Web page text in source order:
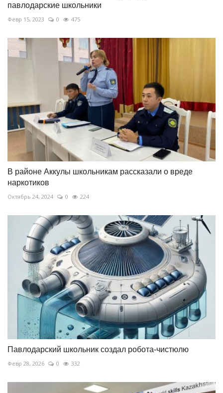
павлодарские школьники
Февр 15, 2023 0 475
В районе Аккулы школьникам рассказали о вреде
наркотиков
Октябрь 24, 2024 0 224
Павлодарский школьник создал робота-чистюлю
Февр 28, 2026 0 332